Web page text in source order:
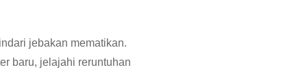
jebakan mematikan.
baru, jelajahi reruntuhan